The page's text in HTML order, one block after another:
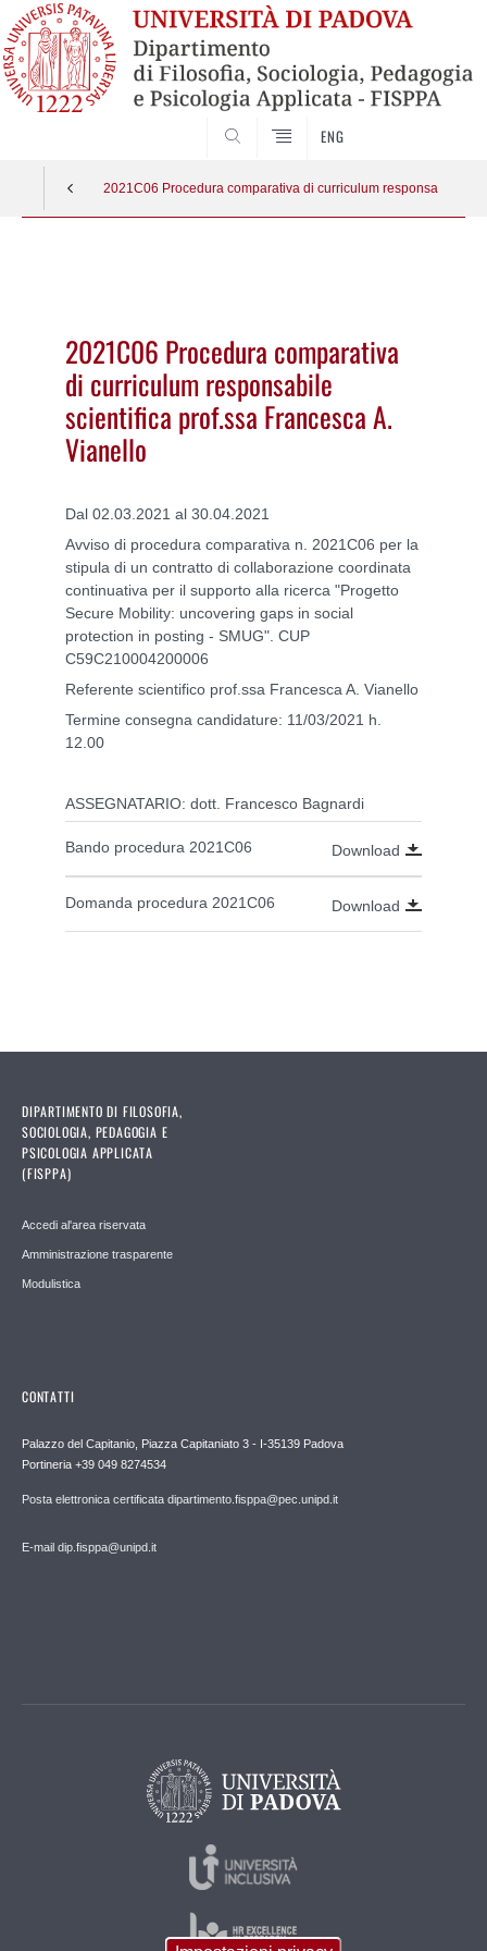
ENG
2021C06 Procedura comparativa di curriculum responsabile
2021C06 Procedura comparativa
di curriculum responsabile
scientifica prof.ssa Francesca A.
Vianello
Dal 02.03.2021 al 30.04.2021
Avviso di procedura comparativa n. 2021C06 per la
stipula di un contratto di collaborazione coordinata
continuativa per il supporto alla ricerca "Progetto
Secure Mobility: uncovering gaps in social
protection in posting - SMUG". CUP
C59C210004200006
Referente scientifico prof.ssa Francesca A. Vianello
Termine consegna candidature: 11/03/2021 h.
12.00
ASSEGNATARIO: dott. Francesco Bagnardi
Bando procedura 2021C06 Download
Domanda procedura 2021C06 Download
DIPARTIMENTO DI FILOSOFIA,
SOCIOLOGIA, PEDAGOGIA E
PSICOLOGIA APPLICATA
(FISPPA)
Accedi al'area riservata
Amministrazione trasparente
Modulistica
CONTATTI
Palazzo del Capitanio, Piazza Capitaniato 3 - I-35139 Padova
Portineria +39 049 8274534
Posta elettronica certificata dipartimento.fisppa@pec.unipd.it
E-mail dip.fisppa@unipd.it